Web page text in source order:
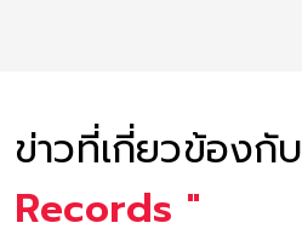
ข่าวที่เกี่ยวข้องกับ
Records "